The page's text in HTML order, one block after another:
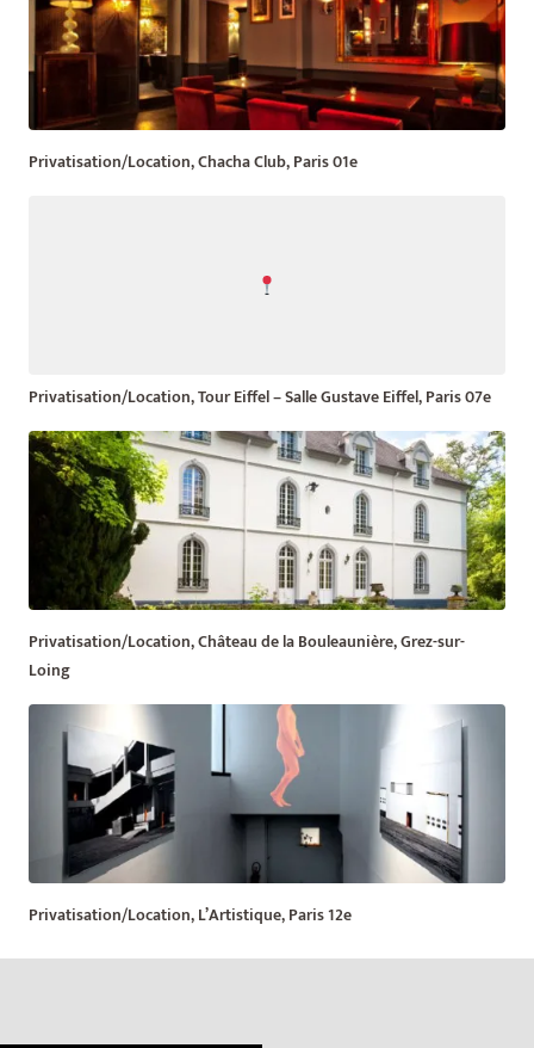
Privatisation/Location, Chacha Club, Paris 01e
Privatisation/Location, Tour Eiffel – Salle Gustave Eiffel, Paris 07e
Privatisation/Location, Château de la Bouleaunière, Grez-sur-
Loing
Privatisation/Location, L’Artistique, Paris 12e